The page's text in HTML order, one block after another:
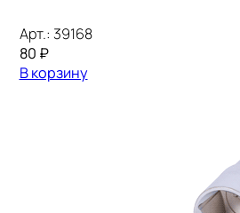
Арт.: 39168
80 ₽
В корзину